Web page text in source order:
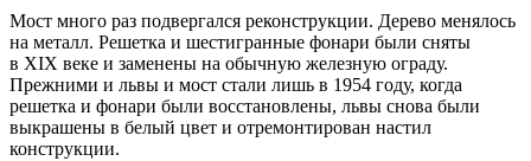
Мост много раз подвергался реконструкции. Дерево менялось
на металл. Решетка и шестигранные фонари были сняты
в XIX веке и заменены на обычную железную ограду.
Прежними и львы и мост стали лишь в 1954 году, когда
решетка и фонари были восстановлены, львы снова были
выкрашены в белый цвет и отремонтирован настил
конструкции.